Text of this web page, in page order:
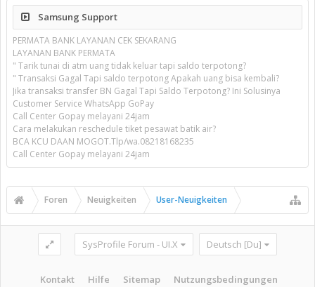
Samsung Support
PERMATA BANK LAYANAN CEK SEKARANG
LAYANAN BANK PERMATA
" Tarik tunai di atm uang tidak keluar tapi saldo terpotong?
" Transaksi Gagal Tapi saldo terpotong Apakah uang bisa kembali?
Jika transaksi transfer BN Gagal Tapi Saldo Terpotong? Ini Solusinya
Customer Service WhatsApp GoPay
Call Center Gopay melayani 24jam
Cara melakukan reschedule tiket pesawat batik air?
BCA KCU DAAN MOGOT.Tlp/wa.08218168235
Call Center Gopay melayani 24jam
Foren Neuigkeiten User-Neuigkeiten
SysProfile Forum - UI.X Deutsch [Du]
Kontakt Hilfe Sitemap Nutzungsbedingungen